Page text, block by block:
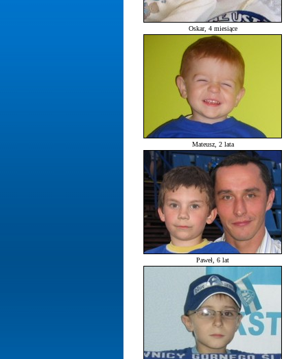
Oskar, 4 miesiące
Mateusz, 2 lata
Paweł, 6 lat